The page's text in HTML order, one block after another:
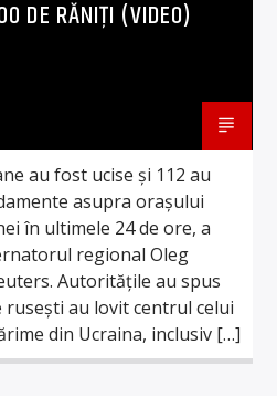
DE RĂNIȚI (VIDEO)
au fost ucise și 112 au
asupra orașului
în ultimele 24 de ore, a
regional Oleg
Autoritățile au spus
rusești au lovit centrul celui
din Ucraina, inclusiv […]